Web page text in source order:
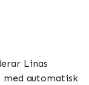
Linas
automatisk